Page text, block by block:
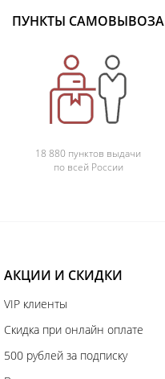
ПУНКТЫ САМОВЫВОЗА
18 880 пунктов выдачи
по всей России
АКЦИИ И СКИДКИ
VIP клиенты
Скидка при онлайн оплате
500 рублей за подписку